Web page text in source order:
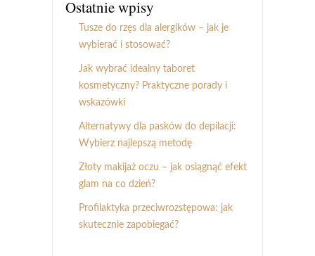
Ostatnie wpisy
Tusze do rzęs dla alergików – jak je
wybierać i stosować?
Jak wybrać idealny taboret
kosmetyczny? Praktyczne porady i
wskazówki
Alternatywy dla pasków do depilacji:
Wybierz najlepszą metodę
Złoty makijaż oczu – jak osiągnąć efekt
glam na co dzień?
Profilaktyka przeciwrozstępowa: jak
skutecznie zapobiegać?